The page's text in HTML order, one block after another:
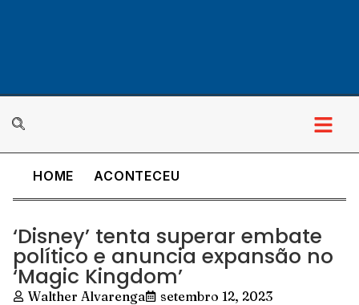
HOME ACONTECEU
‘Disney’ tenta superar embate
político e anuncia expansão no
‘Magic Kingdom’
Walther Alvarenga
setembro 12, 2023